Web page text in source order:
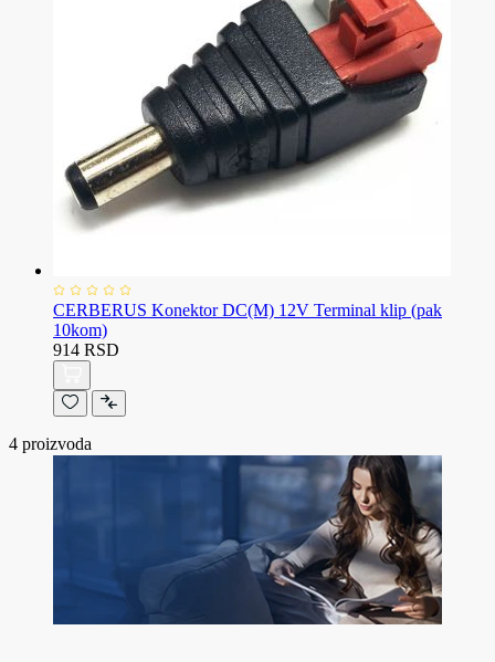
CERBERUS Konektor DC(M) 12V Terminal klip (pak
10kom)
914 RSD
4 proizvoda